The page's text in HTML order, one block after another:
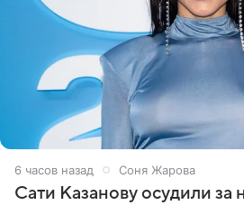
6 часов назад Соня Жарова
Сати Казанову осудили